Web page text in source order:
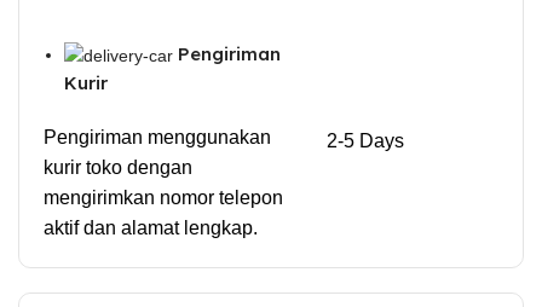
Pengiriman
Kurir
Pengiriman menggunakan
kurir toko dengan
mengirimkan nomor telepon
aktif dan alamat lengkap.
2-5 Days